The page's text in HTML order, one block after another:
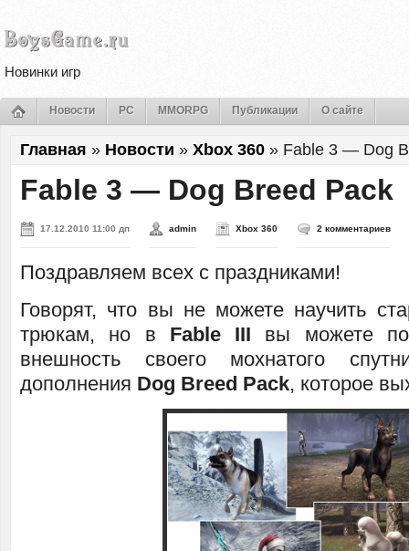
Новинки игр
Новости PC MMORPG Публикации О сайте
Главная » Новости » Xbox 360 » Fable 3 — Dog
Fable 3 — Dog Breed Pack
17.12.2010 11:00 дп admin Xbox 360 2 комментариев
Поздравляем всех с праздниками!
Говорят, что вы не можете научить
трюкам, но в Fable III вы можете
внешность своего мохнатого
дополнения Dog Breed Pack, которое